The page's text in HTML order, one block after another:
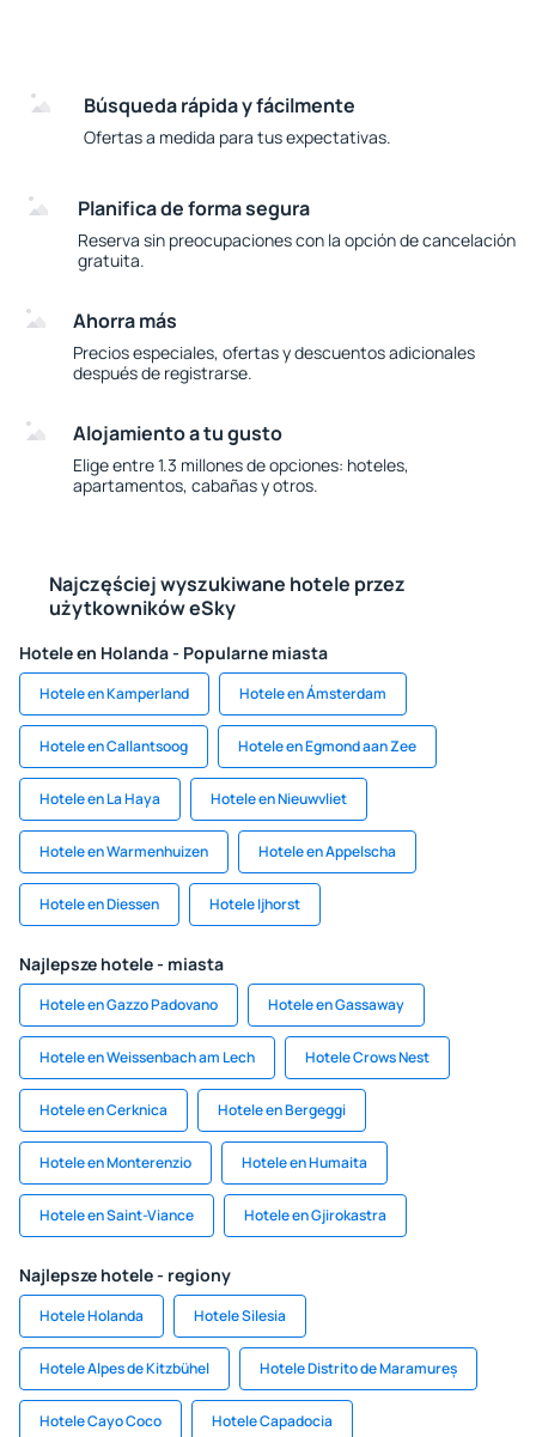
Búsqueda rápida y fácilmente
Ofertas a medida para tus expectativas.
Planifica de forma segura
Reserva sin preocupaciones con la opción de cancelación
gratuita.
Ahorra más
Precios especiales, ofertas y descuentos adicionales
después de registrarse.
Alojamiento a tu gusto
Elige entre 1.3 millones de opciones: hoteles,
apartamentos, cabañas y otros.
Najczęściej wyszukiwane hotele przez
użytkowników eSky
Hotele en Holanda - Popularne miasta
Hotele en Kamperland Hotele en Ámsterdam
Hotele en Callantsoog Hotele en Egmond aan Zee
Hotele en La Haya Hotele en Nieuwvliet
Hotele en Warmenhuizen Hotele en Appelscha
Hotele en Diessen Hotele Ijhorst
Najlepsze hotele - miasta
Hotele en Gazzo Padovano Hotele en Gassaway
Hotele en Weissenbach am Lech Hotele Crows Nest
Hotele en Cerknica Hotele en Bergeggi
Hotele en Monterenzio Hotele en Humaita
Hotele en Saint-Viance Hotele en Gjirokastra
Najlepsze hotele - regiony
Hotele Holanda Hotele Silesia
Hotele Alpes de Kitzbühel Hotele Distrito de Maramureș
Hotele Cayo Coco Hotele Capadocia